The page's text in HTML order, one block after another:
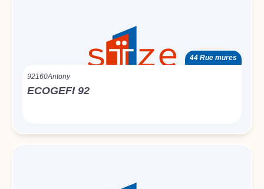
44 Rue mures
92160Antony
ECOGEFI 92